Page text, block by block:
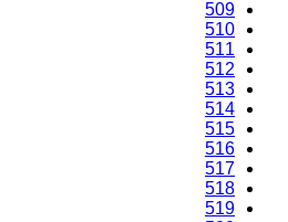
509
510
511
512
513
514
515
516
517
518
519